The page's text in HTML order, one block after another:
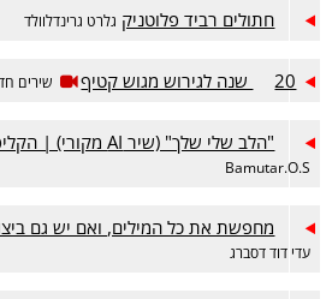
חתולים רביד פלוטניק גלרט גרינדלוולד
20 שנה לגירוש מגוש קטיף שירים
"הלב שלי שלך" (שיר AI מקורי) | הקליפ (קליפ AI)
Bamutar.O.S
מחפשת את כל המילים, ואם יש גם
עדי דוד דסברג